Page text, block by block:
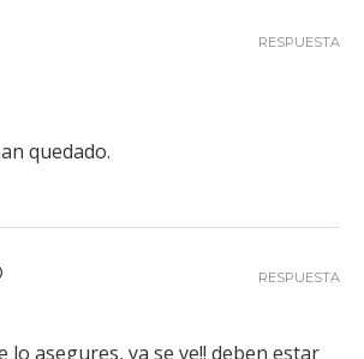
quedado.
RESPUESTA
lo asegures, ya se ve!! deben estar
RESPUESTA